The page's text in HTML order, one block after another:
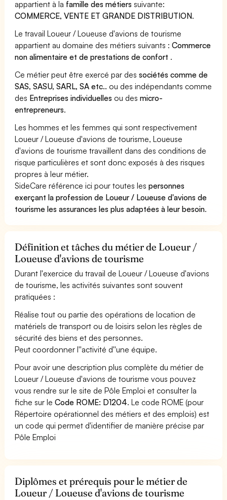
appartient à la famille des métiers suivante:
COMMERCE, VENTE ET GRANDE DISTRIBUTION.
Le travail Loueur / Loueuse d'avions de tourisme
appartient au domaine des métiers suivants :Commerce
non alimentaire et de prestations de confort .
Ce métier peut être exercé par dessociétés comme de
SAS, SASU, SARL, SA etc.. ou des indépendants comme
des Entreprises individuelles ou desmicro-
entrepreneurs.
Les hommes et les femmes qui sont respectivement
Loueur / Loueuse d'avions de tourisme, Loueuse
d'avions de tourisme travaillent dans des conditions de
risque particulières et sont donc exposés à des risques
propres à leur métier.
SideCare référence ici pour toutes lespersonnes
exerçant la profession de Loueur / Loueuse d'avions de
tourisme les assurances les plus adaptées à leur besoin.
Définition et tâches du métier de Loueur /
Loueuse d'avions de tourisme
Durant l'exercice du travail de Loueur / Loueuse d'avions
de tourisme, les activités suivantes sont souvent
pratiquées :
Réalise tout ou partie des opérations de location de
matériels de transport ou de loisirs selon les règles de
sécurité des biens et des personnes.
Peut coordonner l''activité d''une équipe.
Pour avoir une description plus complète du métier de
Loueur / Loueuse d'avions de tourisme vous pouvez
vous rendre sur le site de Pôle Emploi et consulter la
fiche sur leCode ROME: D1204. Le code ROME (pour
Répertoire opérationnel des métiers et des emplois) est
un code qui permet d'identifier de manière précise par
Pôle Emploi
Diplômes et prérequis pour le métier de
Loueur / Loueuse d'avions de tourisme